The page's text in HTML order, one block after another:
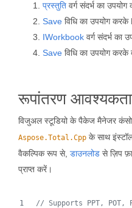
प्रस्तुति वर्ग संदर्भ का
Save विधि का उपयोग
IWorkbook वर्ग संदर्भ का
Save विधि का उपयोग
रूपांतरण
विजुअल स्टूडियो के पैकेज मैनेजर
Aspose.Total.Cpp के साथ
वैकल्पिक रूप से, डाउनलोड से ज़िप
प्राप्त करें।
// Supports PPT, POT,